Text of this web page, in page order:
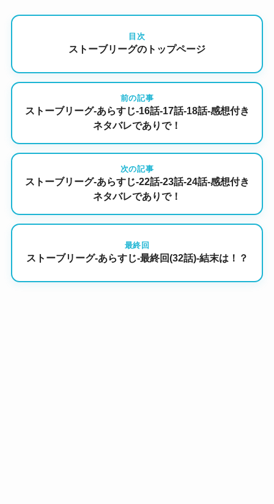
目次
ストーブリーグのトップページ
前の記事
ストーブリーグ-あらすじ-16話-17話-18話-感想付き
ネタバレでありで！
次の記事
ストーブリーグ-あらすじ-22話-23話-24話-感想付き
ネタバレでありで！
最終回
ストーブリーグ-あらすじ-最終回(32話)-結末は！？